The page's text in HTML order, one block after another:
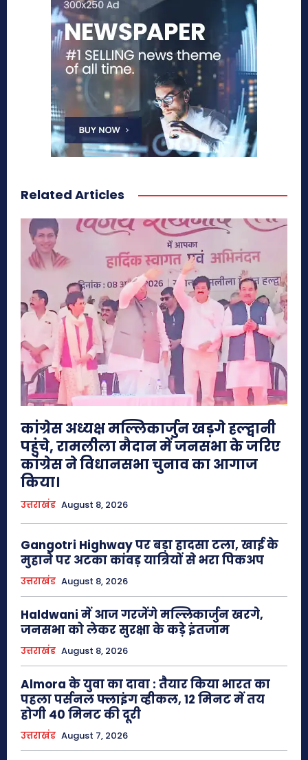
Related Articles
कांग्रेस अध्यक्ष मल्लिकार्जुन खड़गे हल्द्वानी
पहुंचे, रामलीला मैदान में जनसभा के जरिए
कांग्रेस ने विधानसभा चुनाव का आगाज
किया।
उत्तराखंड August 8, 2026
Gangotri Highway पर बड़ा हादसा टला, खाई के
मुहाने पर अटका कांवड़ यात्रियों से भरा पिकअप
उत्तराखंड August 8, 2026
Haldwani में आज गरजेंगे मल्लिकार्जुन खरगे,
जनसभा को लेकर सुरक्षा के कड़े इंतजाम
उत्तराखंड August 8, 2026
Almora के युवा का दावा : तैयार किया भारत का
पहला पर्सनल फ्लाइंग व्हीकल, 12 मिनट में तय
होगी 40 मिनट की दूरी
उत्तराखंड August 7, 2026